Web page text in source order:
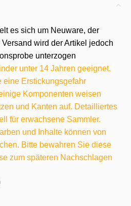
es sich um Neuware, der
wird der Artikel jedoch
unterzogen
unter 14 Jahren geeignet.
eine Erstickungsgefahr
Komponenten weisen
und Kanten auf. Detailliertes
für erwachsene Sammler.
und Inhalte können von
Bitte bewahren Sie diese
zum späteren Nachschlagen